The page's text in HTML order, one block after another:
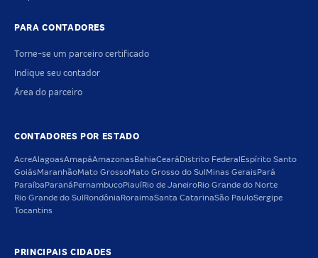
PARA CONTADORES
Torne-se um parceiro certificado
Indique seu contador
Área do parceiro
CONTADORES POR ESTADO
AcreAlagoasAmapáAmazonas BahiaCeará Distrito Federal Espírito Santo
GoiásMaranhãoMato GrossoMato Grosso do Sul Minas Gerais Pará
Paraíba Paraná PernambucoPiauíRio de JaneiroRio Grande do Norte
Rio Grande do Sul Rondônia RoraimaSanta CatarinaSão PauloSergipe
Tocantins
PRINCIPAIS CIDADES